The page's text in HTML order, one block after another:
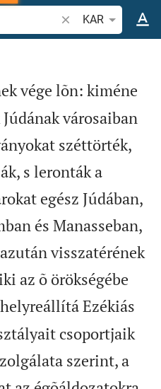
Igevers vagy szó
KAR
vége lõn: kiméne
városaiban
széttörték,
s leronták a
egész Júdában,
és Manasseban,
visszatérének
az õ örökségébe
Ezékiás
csoportjaik
szerint, a